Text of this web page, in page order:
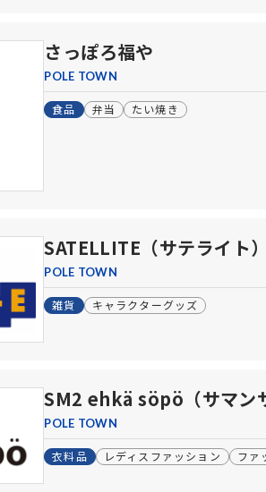
さっぽろ福や
POLE TOWN
食品 弁当 たい焼き
SATELLITE（サテライト
POLE TOWN
雑貨 キャラクターグッズ
SM2 ehkä söpö（サマン
POLE TOWN
衣料品 レディスファッション ファ